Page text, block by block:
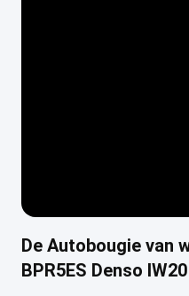
De Autobougie van
BPR5ES Denso IW20